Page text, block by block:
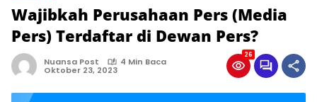
Wajibkah Perusahaan Pers (Media
Pers) Terdaftar di Dewan Pers?
Nuansa Post 4 Min Baca
Oktober 23, 2023
26